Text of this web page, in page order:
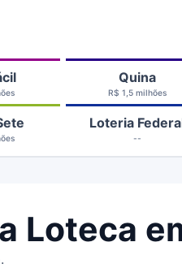
Quina
R$ 1,5 milhões
Loteria
--
Loteca